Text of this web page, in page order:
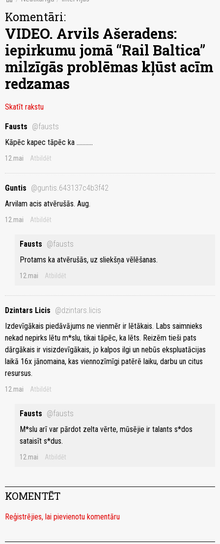
Komentāri:
VIDEO. Arvils Ašeradens:
iepirkumu jomā “Rail Baltica”
milzīgās problēmas kļūst acīm
redzamas
Skatīt rakstu
Fausts @fausts
Kāpēc kapec tāpēc ka ...........
12.mai Atbildēt
Guntis @guntis.643137c4b3f42
Arvilam acis atvērušās. Aug.
12.mai Atbildēt
Fausts @fausts
Protams ka atvērušās, uz sliekšņa vēlēšanas.
12.mai Atbildēt
Dzintars Licis @dzintars.licis
Izdevīgākais piedāvājums ne vienmēr ir lētākais. Labs saimnieks
nekad nepirks lētu m*slu, tikai tāpēc, ka lēts. Reizēm tieši pats
dārgākais ir visizdevīgākais, jo kalpos ilgi un nebūs ekspluatācijas
laikā 16x jānomaina, kas viennozīmīgi patērē laiku, darbu un citus
resursus.
12.mai Atbildēt
Fausts @fausts
M*slu arī var pārdot zelta vērte, mūsējie ir talants s*dos
sataisīt s*dus.
12.mai Atbildēt
KOMENTĒT
Reģistrējies, lai pievienotu komentāru